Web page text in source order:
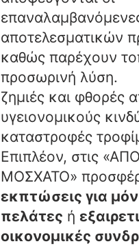
αποτελεσματικών
καθώς παρέχουν
προσωρινή λύση.
ζημιές και φθορές
υγειονομικούς
καταστροφές
Επιπλέον, στις
ΜΟΣΧΑΤΟ»
εκπτώσεις για
πελάτες ή
οικονομικές